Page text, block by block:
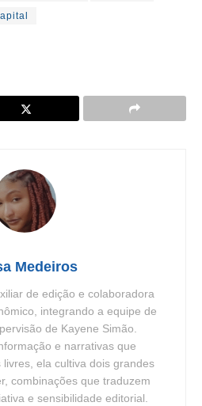
Medeiros
de edição e colaboradora
integrando a equipe de
de Kayene Simão.
e narrativas que
ela cultiva dois grandes
combinações que traduzem
e sensibilidade editorial.